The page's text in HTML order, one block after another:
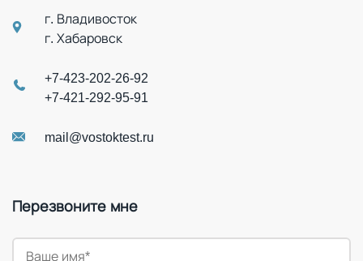
г. Владивосток
г. Хабаровск
+7-423-202-26-92
+7-421-292-95-91
mail@vostoktest.ru
Перезвоните мне